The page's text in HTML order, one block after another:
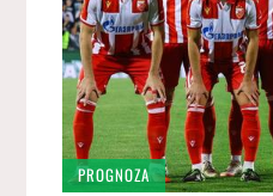
PROGNOZA